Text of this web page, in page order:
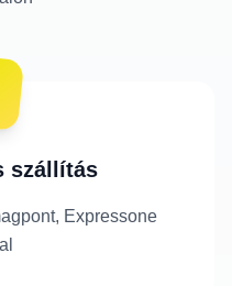
szállítás
Expressone